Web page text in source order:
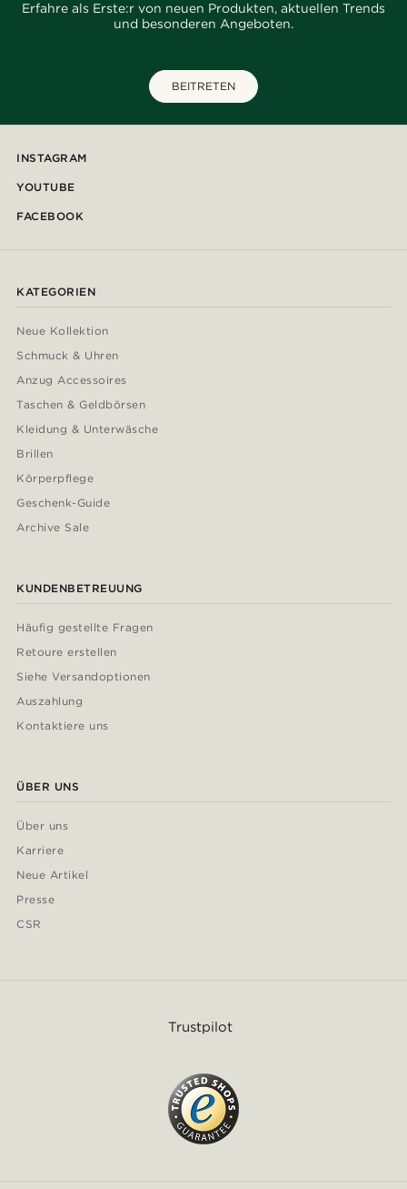
Erfahre als Erste:r von neuen Produkten, aktuellen Trends
und besonderen Angeboten.
BEITRETEN
INSTAGRAM
YOUTUBE
FACEBOOK
KATEGORIEN
Neue Kollektion
Schmuck & Uhren
Anzug Accessoires
Taschen & Geldbörsen
Kleidung & Unterwäsche
Brillen
Körperpflege
Geschenk-Guide
Archive Sale
KUNDENBETREUUNG
Häufig gestellte Fragen
Retoure erstellen
Siehe Versandoptionen
Auszahlung
Kontaktiere uns
ÜBER UNS
Über uns
Karriere
Neue Artikel
Presse
CSR
Trustpilot